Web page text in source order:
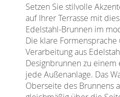
Setzen Sie stilvolle
auf Ihrer Terrasse mit
Edelstahl-Brunnen im
Die klare
Verarbeitung aus
Designbrunnen zu
jede Außenanlage. Das
Oberseite des Brunnens